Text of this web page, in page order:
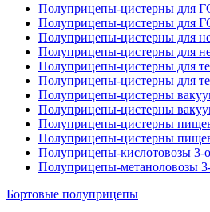
Полуприцепы-цистерны для
Полуприцепы-цистерны для
Полуприцепы-цистерны для
Полуприцепы-цистерны для
Полуприцепы-цистерны для
Полуприцепы-цистерны для
Полуприцепы-цистерны
Полуприцепы-цистерны
Полуприцепы-цистерны
Полуприцепы-цистерны
Полуприцепы-кислотовозы 3-
Полуприцепы-метаноловозы
Бортовые полуприцепы